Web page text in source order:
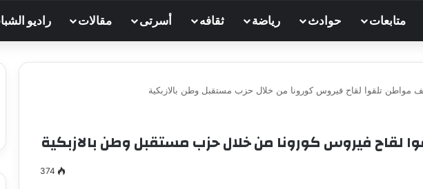
متابعات حوادث رياضة ثقافه أسرتى مقالات راديو
374